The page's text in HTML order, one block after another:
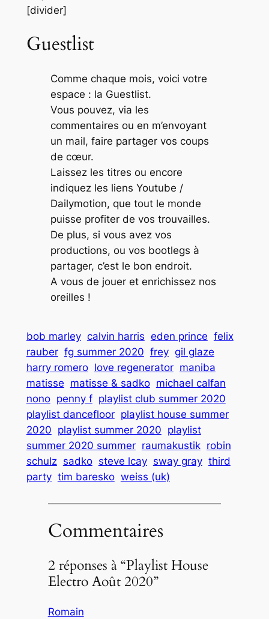
[divider]
Guestlist
Comme chaque mois, voici votre
espace : la Guestlist.
Vous pouvez, via les
commentaires ou en m’envoyant
un mail, faire partager vos coups
de cœur.
Laissez les titres ou encore
indiquez les liens Youtube /
Dailymotion, que tout le monde
puisse profiter de vos trouvailles.
De plus, si vous avez vos
productions, ou vos bootlegs à
partager, c’est le bon endroit.
A vous de jouer et enrichissez nos
oreilles !
bob marley calvin harris eden prince felix
rauber fg summer 2020 frey gil glaze
harry romero love regenerator maniba
matisse matisse & sadko michael calfan
nono penny f playlist club summer 2020
playlist dancefloor playlist house summer
2020 playlist summer 2020 playlist
summer 2020 summer raumakustik robin
schulz sadko steve lcay sway gray third
party tim baresko weiss (uk)
Commentaires
2 réponses à “Playlist House
Electro Août 2020”
Romain